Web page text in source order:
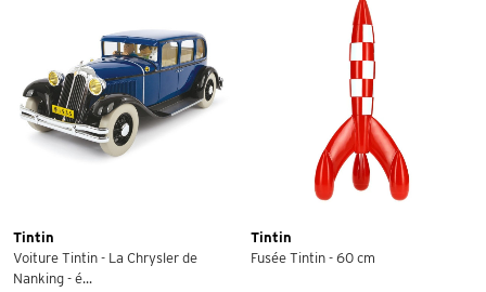
Tintin
Voiture Tintin - La Chrysler de
Nanking - é...
Tintin
Fusée Tintin - 60 cm